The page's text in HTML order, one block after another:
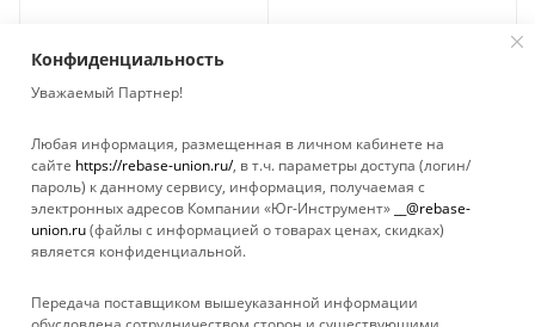
Конфиденциальность
Уважаемый Партнер!
Любая информация, размещенная в личном кабинете на
сайте https://rebase-union.ru/, в т.ч. параметры доступа (логин/
пароль) к данному сервису, информация, получаемая с
электронных адресов Компании «Юг-Инструмент»
__@rebase-
union.ru(файлы с информацией о товарах ценах, скидках)
является конфиденциальной.
Передача поставщиком вышеуказанной информации